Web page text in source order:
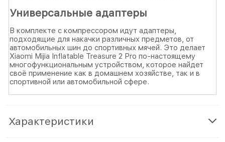
Универсальные адаптеры
В комплекте с компрессором идут адаптеры,
подходящие для накачки различных предметов, от
автомобильных шин до спортивных мячей. Это делает
Xiaomi Mijia Inflatable Treasure 2 Pro по-настоящему
многофункциональным устройством, которое найдет
своё применение как в домашнем хозяйстве, так и в
спортивной или автомобильной сфере.
Характеристики